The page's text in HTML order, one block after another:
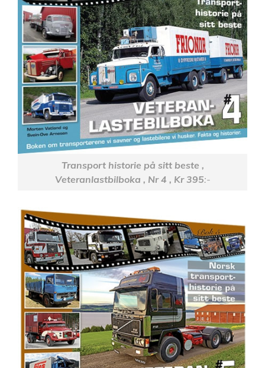
Transport historie på sitt beste ,
Veteranlastbilboka , Nr 4 , Kr 395:-